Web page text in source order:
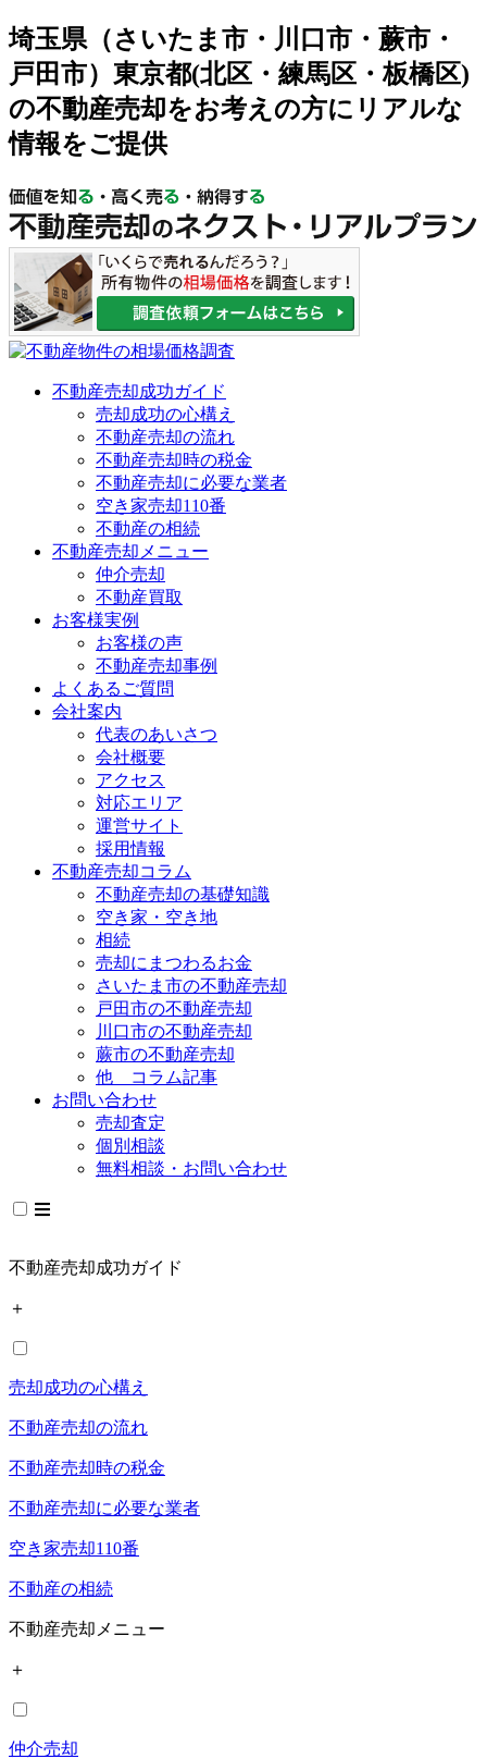
埼玉県（さいたま市・川口市・蕨市・
戸田市）東京都(北区・練馬区・板橋区)
の不動産売却をお考えの方にリアルな
情報をご提供
不動産売却成功ガイド
売却成功の心構え
不動産売却の流れ
不動産売却時の税金
不動産売却に必要な業者
空き家売却110番
不動産の相続
不動産売却メニュー
仲介売却
不動産買取
お客様実例
お客様の声
不動産売却事例
よくあるご質問
会社案内
代表のあいさつ
会社概要
アクセス
対応エリア
運営サイト
採用情報
不動産売却コラム
不動産売却の基礎知識
空き家・空き地
相続
売却にまつわるお金
さいたま市の不動産売却
戸田市の不動産売却
川口市の不動産売却
蕨市の不動産売却
他 コラム記事
お問い合わせ
売却査定
個別相談
無料相談・お問い合わせ
不動産売却成功ガイド
＋
売却成功の心構え
不動産売却の流れ
不動産売却時の税金
不動産売却に必要な業者
空き家売却110番
不動産の相続
不動産売却メニュー
＋
仲介売却